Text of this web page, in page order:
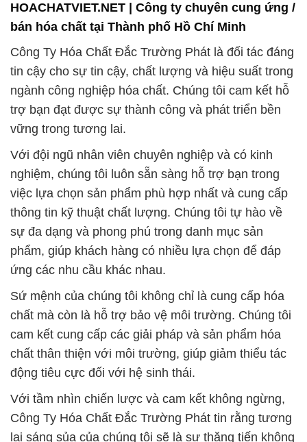
HOACHATVIET.NET | Công ty chuyên cung ứng /
bán hóa chất tại Thành phố Hồ Chí Minh
Công Ty Hóa Chất Đắc Trường Phát là đối tác đáng
tin cậy cho sự tin cậy, chất lượng và hiệu suất trong
ngành công nghiệp hóa chất. Chúng tôi cam kết hỗ
trợ bạn đạt được sự thành công và phát triển bền
vững trong tương lai.
Với đội ngũ nhân viên chuyên nghiệp và có kinh
nghiệm, chúng tôi luôn sẵn sàng hỗ trợ bạn trong
việc lựa chọn sản phẩm phù hợp nhất và cung cấp
thông tin kỹ thuật chất lượng. Chúng tôi tự hào về
sự đa dạng và phong phú trong danh mục sản
phẩm, giúp khách hàng có nhiều lựa chọn để đáp
ứng các nhu cầu khác nhau.
Sứ mệnh của chúng tôi không chỉ là cung cấp hóa
chất mà còn là hỗ trợ bảo vệ môi trường. Chúng tôi
cam kết cung cấp các giải pháp và sản phẩm hóa
chất thân thiện với môi trường, giúp giảm thiểu tác
động tiêu cực đối với hệ sinh thái.
Với tầm nhìn chiến lược và cam kết không ngừng,
Công Ty Hóa Chất Đắc Trường Phát tin rằng tương
lai sáng sủa của chúng tôi sẽ là sự thăng tiến không